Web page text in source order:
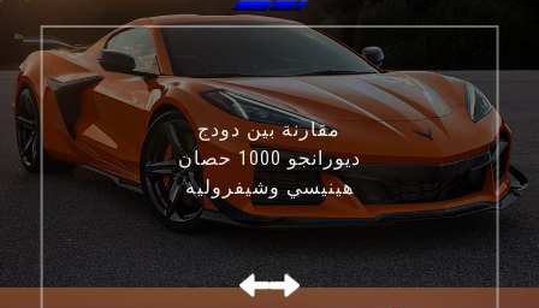
مقارنة بين دودج
ديورانجو 1000 حصان
هينيسي وشيفروليه
كورفيت C8 Z06